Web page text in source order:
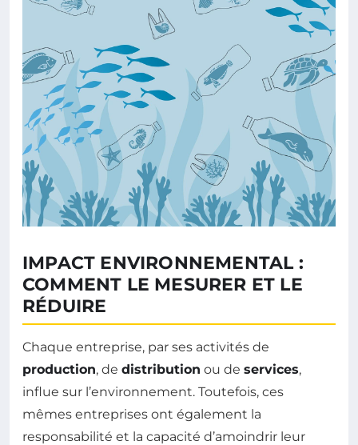
IMPACT ENVIRONNEMENTAL :
COMMENT LE MESURER ET LE
RÉDUIRE
Chaque entreprise, par ses activités de
production, de distribution ou de services,
influe sur l’environnement. Toutefois, ces
mêmes entreprises ont également la
responsabilité et la capacité d’amoindrir leur